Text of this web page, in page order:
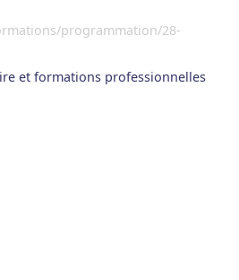
programmation/28-
et formations professionnelles